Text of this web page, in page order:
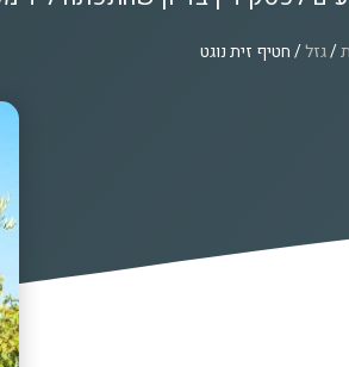
/גזל/ חטיף זית נוגט